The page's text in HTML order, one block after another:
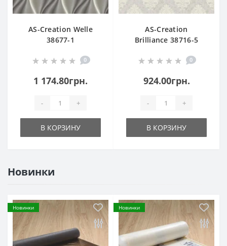
AS-Creation Welle
38677-1
0
1 174.80грн.
- +
В КОРЗИНУ
AS-Creation
Brilliance 38716-5
0
924.00грн.
- +
В КОРЗИНУ
Новинки
Новинки Новинки